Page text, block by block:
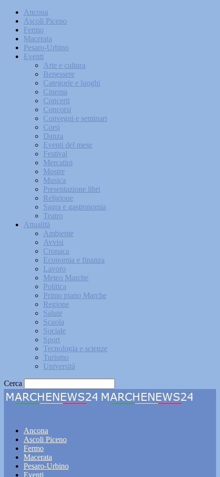
Ancona
Ascoli Piceno
Fermo
Macerata
Pesaro-Urbino
Eventi
Arte e cultura
Benessere
Categorie e luoghi
Cinema
Concerti
Concorsi
Convegni e seminari
Corsi
Danza
Eventi del mese
Festival
Mercatini
Mostre
Musica
Presentazione libri
Religione
Sagra e gastronomia
Teatro
Attualità
Ambiente
Avvisi
Cronaca
Economia e finanza
Lavoro
Meteo Marche
Politica
Primo piano Marche
Regione
Salute
Scuola
Sociale
Sport
Tecnologia e scienze
Turismo
Università
Cerca
Ancona
Ascoli Piceno
Fermo
Macerata
Pesaro-Urbino
Eventi